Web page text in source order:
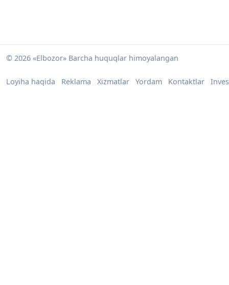
© 2026 «Elbozor» Barcha huquqlar himoyalangan
Loyiha haqida Reklama Xizmatlar Yordam Kontaktlar